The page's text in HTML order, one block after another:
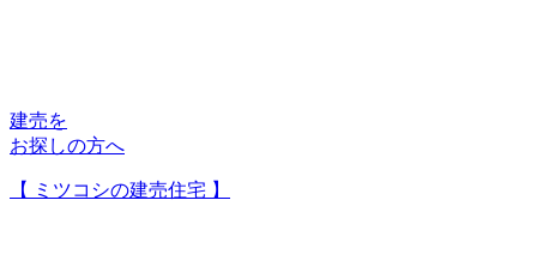
建売を
お探しの方へ
【 ミツコシの建売住宅 】